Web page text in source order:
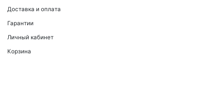
Доставка и оплата
Гарантии
Личный кабинет
Корзина